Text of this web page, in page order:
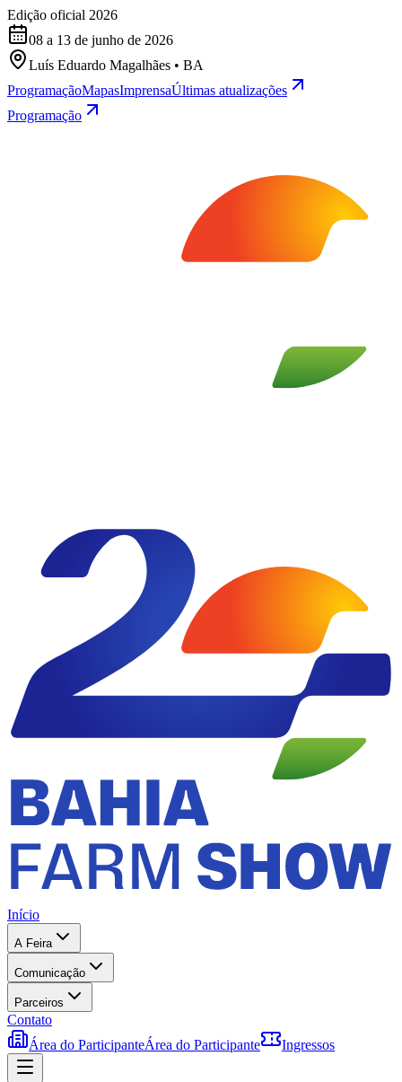
Edição oficial 2026
08 a 13 de junho de 2026
Luís Eduardo Magalhães • BA
ProgramaçãoMapasImprensaÚltimas atualizações
Programação
Início
A Feira
Comunicação
Parceiros
Contato
Área do ParticipanteÁrea do Participante Ingressos